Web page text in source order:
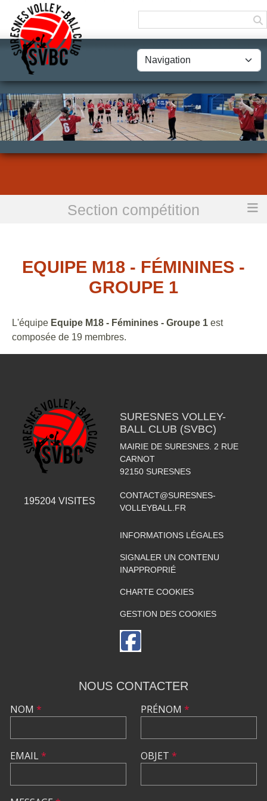
Section compétition
Equipe M18 - Féminines - Groupe 1
EQUIPE M18 - FÉMININES -
GROUPE 1
L'équipe Equipe M18 - Féminines - Groupe 1 est
composée de 19 membres.
195204 VISITES
SURESNES VOLLEY-
BALL CLUB (SVBC)
MAIRIE DE SURESNES. 2 RUE
CARNOT
92150 SURESNES
CONTACT@SURESNES-
VOLLEYBALL.FR
INFORMATIONS LÉGALES
SIGNALER UN CONTENU
INAPPROPRIÉ
CHARTE COOKIES
GESTION DES COOKIES
NOUS CONTACTER
NOM *
EMAIL*
PRÉNOM *
OBJET *
Panneau de gestion des cookies